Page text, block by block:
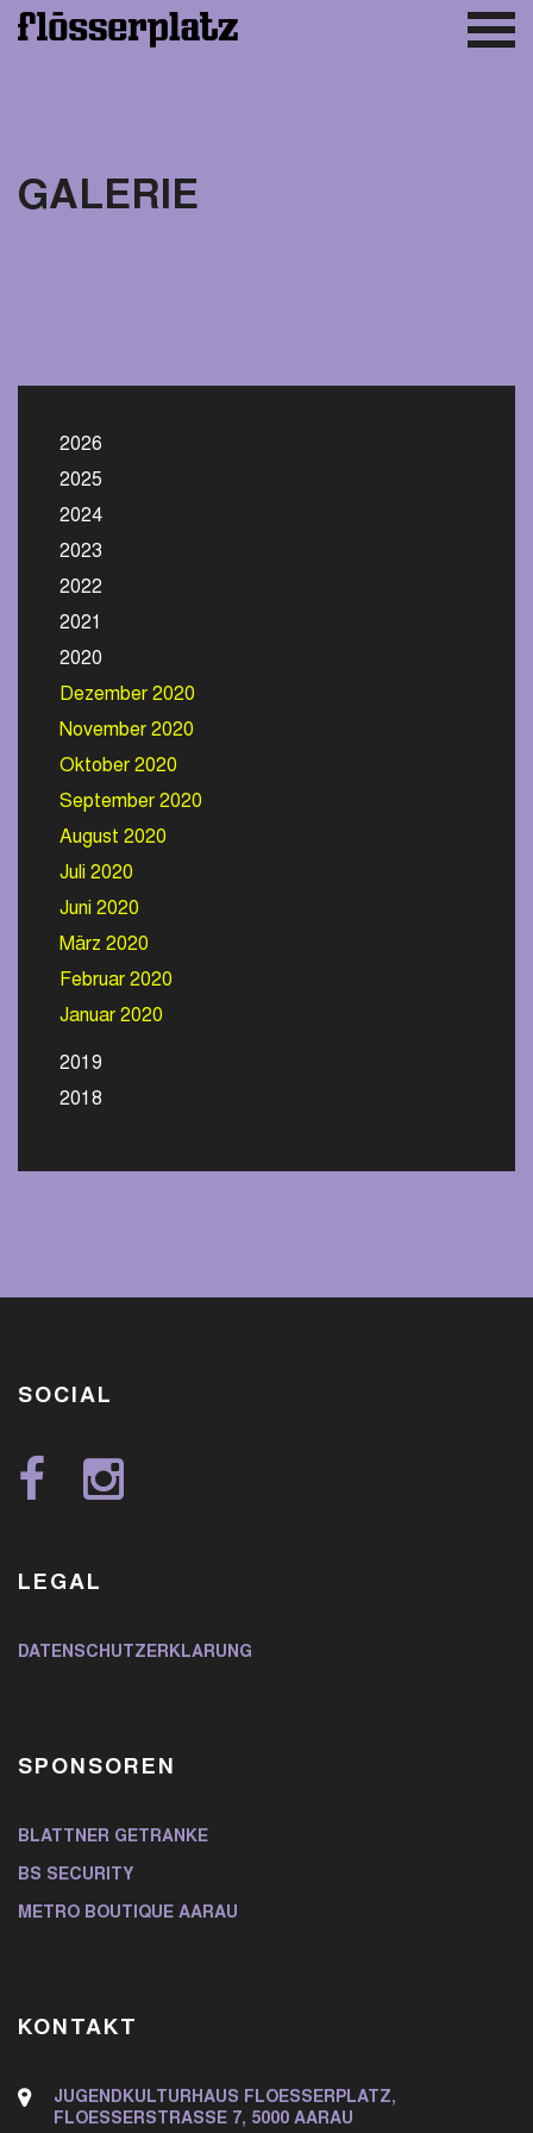
GALERIE
2026
2025
2024
2023
2022
2021
2020
Dezember 2020
November 2020
Oktober 2020
September 2020
August 2020
Juli 2020
Juni 2020
März 2020
Februar 2020
Januar 2020
2019
2018
SOCIAL
LEGAL
DATENSCHUTZERKLÄRUNG
SPONSOREN
BLATTNER GETRÄNKE
BS SECURITY
METRO BOUTIQUE AARAU
KONTAKT
JUGENDKULTURHAUS FLOESSERPLATZ,
FLOESSERSTRASSE 7, 5000 AARAU